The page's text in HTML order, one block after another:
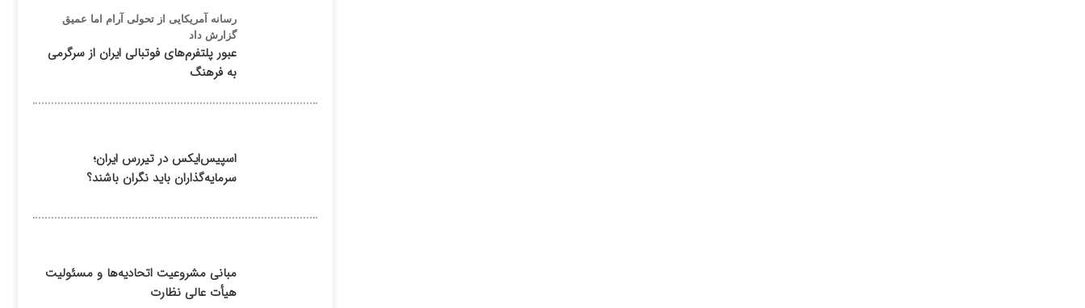
رسانه آمریکایی از تحولی آرام اما عمیق
گزارش داد
عبور پلتفرم‌های فوتبالی ایران از سرگرمی
به فرهنگ
اسپیس‌ایکس در تیررس ایران؛
سرمایه‌گذاران باید نگران باشند؟
مبانی مشروعیت اتحادیه‌ها و مسئولیت
هیأت عالی نظارت